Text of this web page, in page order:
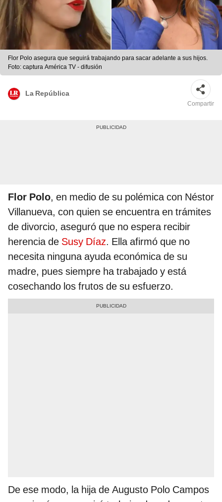
Flor Polo asegura que seguirá trabajando para sacar adelante a sus hijos.
Foto: captura América TV - difusión
La República
Compartir
Flor Polo, en medio de su polémica con Néstor
Villanueva, con quien se encuentra en trámites
de divorcio, aseguró que no espera recibir
herencia de Susy Díaz. Ella afirmó que no
necesita ninguna ayuda económica de su
madre, pues siempre ha trabajado y está
cosechando los frutos de su esfuerzo.
De ese modo, la hija de Augusto Polo Campos